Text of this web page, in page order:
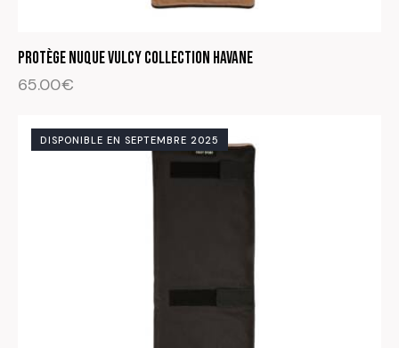
Protège nuque Vulcy Collection Havane
65.00€
DISPONIBLE EN SEPTEMBRE 2025